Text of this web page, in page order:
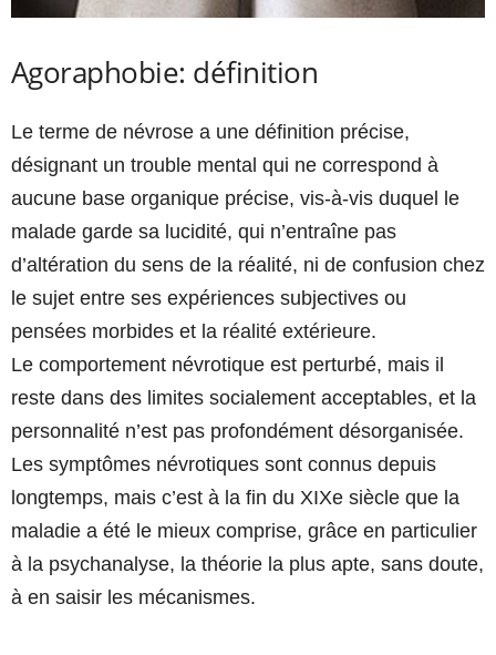
Agoraphobie: définition
Le terme de névrose a une définition précise,
désignant un trouble mental qui ne correspond à
aucune base organique précise, vis-à-vis duquel le
malade garde sa lucidité, qui n’entraîne pas
d’altération du sens de la réalité, ni de confusion chez
le sujet entre ses expériences subjectives ou
pensées morbides et la réalité extérieure.
Le comportement névrotique est perturbé, mais il
reste dans des limites socialement acceptables, et la
personnalité n’est pas profondément désorganisée.
Les symptômes névrotiques sont connus depuis
longtemps, mais c’est à la fin du XIXe siècle que la
maladie a été le mieux comprise, grâce en particulier
à la psychanalyse, la théorie la plus apte, sans doute,
à en saisir les mécanismes.